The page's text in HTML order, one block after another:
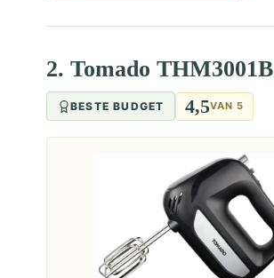
2. Tomado THM3001B
BESTE BUDGET 4,5VAN 5